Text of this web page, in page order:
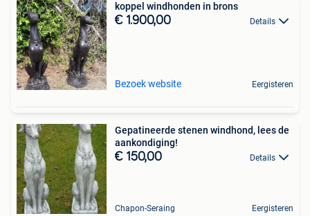
koppel windhonden in brons
€ 1.900,00 Details
Bezoek website Eergisteren
Gepatineerde stenen windhond, lees de
aankondiging!
€ 150,00 Details
Chapon-Seraing Eergisteren